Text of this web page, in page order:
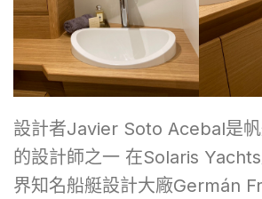
設計者Javier Soto Acebal是
的設計師之一 在Solaris
界知名船艇設計大廠Germán